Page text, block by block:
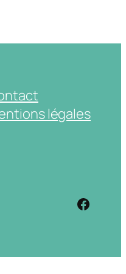
légales